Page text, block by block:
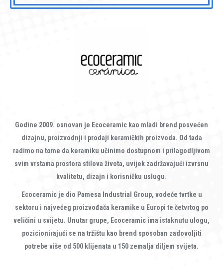
Godine 2009. osnovan je Ecoceramic kao mladi brend posvećen
dizajnu, proizvodnji i prodaji keramičkih proizvoda. Od tada
radimo na tome da keramiku učinimo dostupnom i prilagodljivom
svim vrstama prostora stilova života, uvijek zadržavajući izvrsnu
kvalitetu, dizajn i korisničku uslugu.
Ecoceramic je dio Pamesa Industrial Group, vodeće tvrtke u
sektoru i najvećeg proizvođača keramike u Europi te četvrtog po
veličini u svijetu. Unutar grupe, Ecoceramic ima istaknutu ulogu,
pozicionirajući se na tržištu kao brend sposoban zadovoljiti
potrebe više od 500 klijenata u 150 zemalja diljem svijeta.